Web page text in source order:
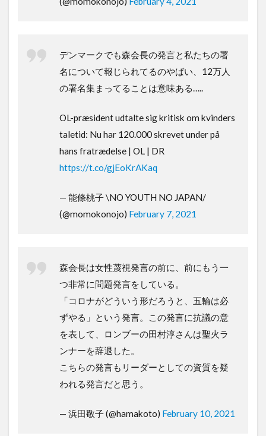
デンマークでも森会長の発言と私たちの署
名について報じられてるのやばい、12万人
の署名集まってることは意味ある…..
OL-præsident udtalte sig kritisk om kvinders
taletid: Nu har 120.000 skrevet under på
hans fratrædelse | OL | DR
https://t.co/gjEoKrAKaq
— 能條桃子 \NO YOUTH NO JAPAN/
(@momokonojo) February 7, 2021
森会長は女性蔑視発言の前に、前にもう一
つ非常に問題発言をしている。
「コロナがどういう形だろうと、五輪は必
ずやる」という発言。この発言に抗議の意
を表して、ロンブーの田村淳さんは聖火ラ
ンナーを辞退した。
こちらの発言もリーダーとしての資質を疑
われる発言だと思う。
— 浜田敬子 (@hamakoto) February 10, 2021